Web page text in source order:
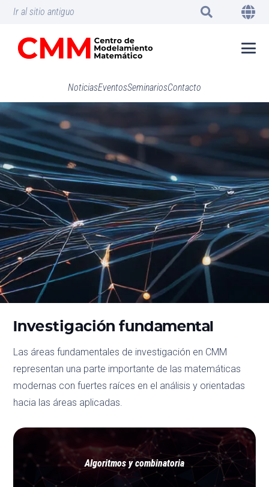
Ir al sitio antiguo
NoticiasEventosSeminariosContacto
Investigación fundamental
Las áreas fundamentales de investigación en CMM
representan una parte importante de las matemáticas
modernas con fuertes raíces en el análisis y orientadas
hacia las áreas aplicadas.
Algoritmos y combinatoria